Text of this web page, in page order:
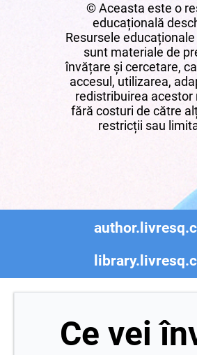
© Aceasta este o
educațională
Resursele
sunt materiale de
învățare și cercetare,
accesul, utilizarea,
redistribuirea acestor
fără costuri de către
restricții sau
Ce vei